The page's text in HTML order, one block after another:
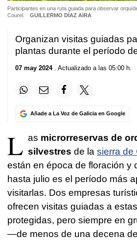
Participantes en una ruta guiada para observar
Courel.
GUILLERMO DÍAZ AIRA
Organizan visitas guiadas
plantas durante el período
07 may 2024. Actualizado a las 05:00 h.
Añade a La Voz de Galicia en Google
L as microrreservas de
silvestres de la sierra de
están en época de floración y
hasta julio es el período más
visitarlas. Dos empresas
ofrecen visitas guiadas a
protegidas, pero siempre en
—de menos de una decena